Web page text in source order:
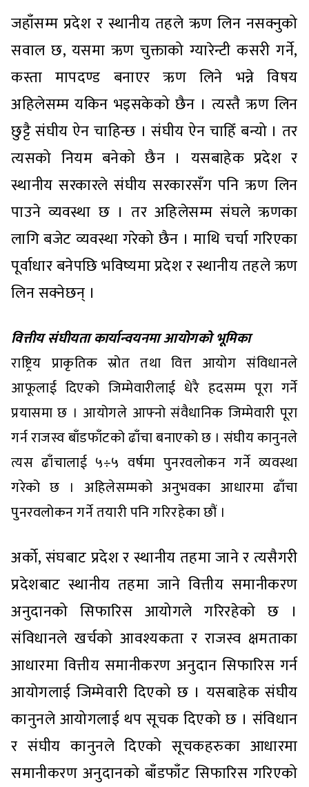
जहाँसम्म प्रदेश र स्थानीय तहले ऋण लिन नसक्नुको
सवाल छ, यसमा ऋण चुक्ताको ग्यारेन्टी कसरी गर्ने,
कस्ता मापदण्ड बनाएर ऋण लिने भन्ने विषय
अहिलेसम्म यकिन भइसकेको छैन । त्यस्तै ऋण लिन
छुट्टै संघीय ऐन चाहिन्छ । संघीय ऐन चाहिँ बन्यो । तर
त्यसको नियम बनेको छैन । यसबाहेक प्रदेश र
स्थानीय सरकारले संघीय सरकारसँग पनि ऋण लिन
पाउने व्यवस्था छ । तर अहिलेसम्म संघले ऋणका
लागि बजेट व्यवस्था गरेको छैन । माथि चर्चा गरिएका
पूर्वाधार बनेपछि भविष्यमा प्रदेश र स्थानीय तहले ऋण
लिन सक्नेछन् ।
वित्तीय संघीयता कार्यान्वयनमा आयोगको भूमिका
राष्ट्रिय प्राकृतिक स्रोत तथा वित्त आयोग संविधानले
आफूलाई दिएको जिम्मेवारीलाई धेरै हदसम्म पूरा गर्ने
प्रयासमा छ । आयोगले आफ्नो संवैधानिक जिम्मेवारी पूरा
गर्न राजस्व बाँडफाँटको ढाँचा बनाएको छ । संघीय कानुनले
त्यस ढाँचालाई ५÷५ वर्षमा पुनरवलोकन गर्ने व्यवस्था
गरेको छ । अहिलेसम्मको अनुभवका आधारमा ढाँचा
पुनरवलोकन गर्ने तयारी पनि गरिरहेका छौं ।
अर्को, संघबाट प्रदेश र स्थानीय तहमा जाने र त्यसैगरी
प्रदेशबाट स्थानीय तहमा जाने वित्तीय समानीकरण
अनुदानको सिफारिस आयोगले गरिरहेको छ ।
संविधानले खर्चको आवश्यकता र राजस्व क्षमताका
आधारमा वित्तीय समानीकरण अनुदान सिफारिस गर्न
आयोगलाई जिम्मेवारी दिएको छ । यसबाहेक संघीय
कानुनले आयोगलाई थप सूचक दिएको छ । संविधान
र संघीय कानुनले दिएको सूचकहरुका आधारमा
समानीकरण अनुदानको बाँडफाँट सिफारिस गरिएको